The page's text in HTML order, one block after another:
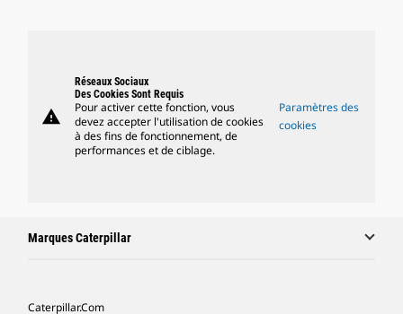
warning
Réseaux Sociaux
Des Cookies Sont Requis
Pour activer cette fonction, vous
devez accepter l'utilisation de cookies
à des fins de fonctionnement, de
performances et de ciblage.
Paramètres des
cookies
Marques Caterpillar
Caterpillar.com